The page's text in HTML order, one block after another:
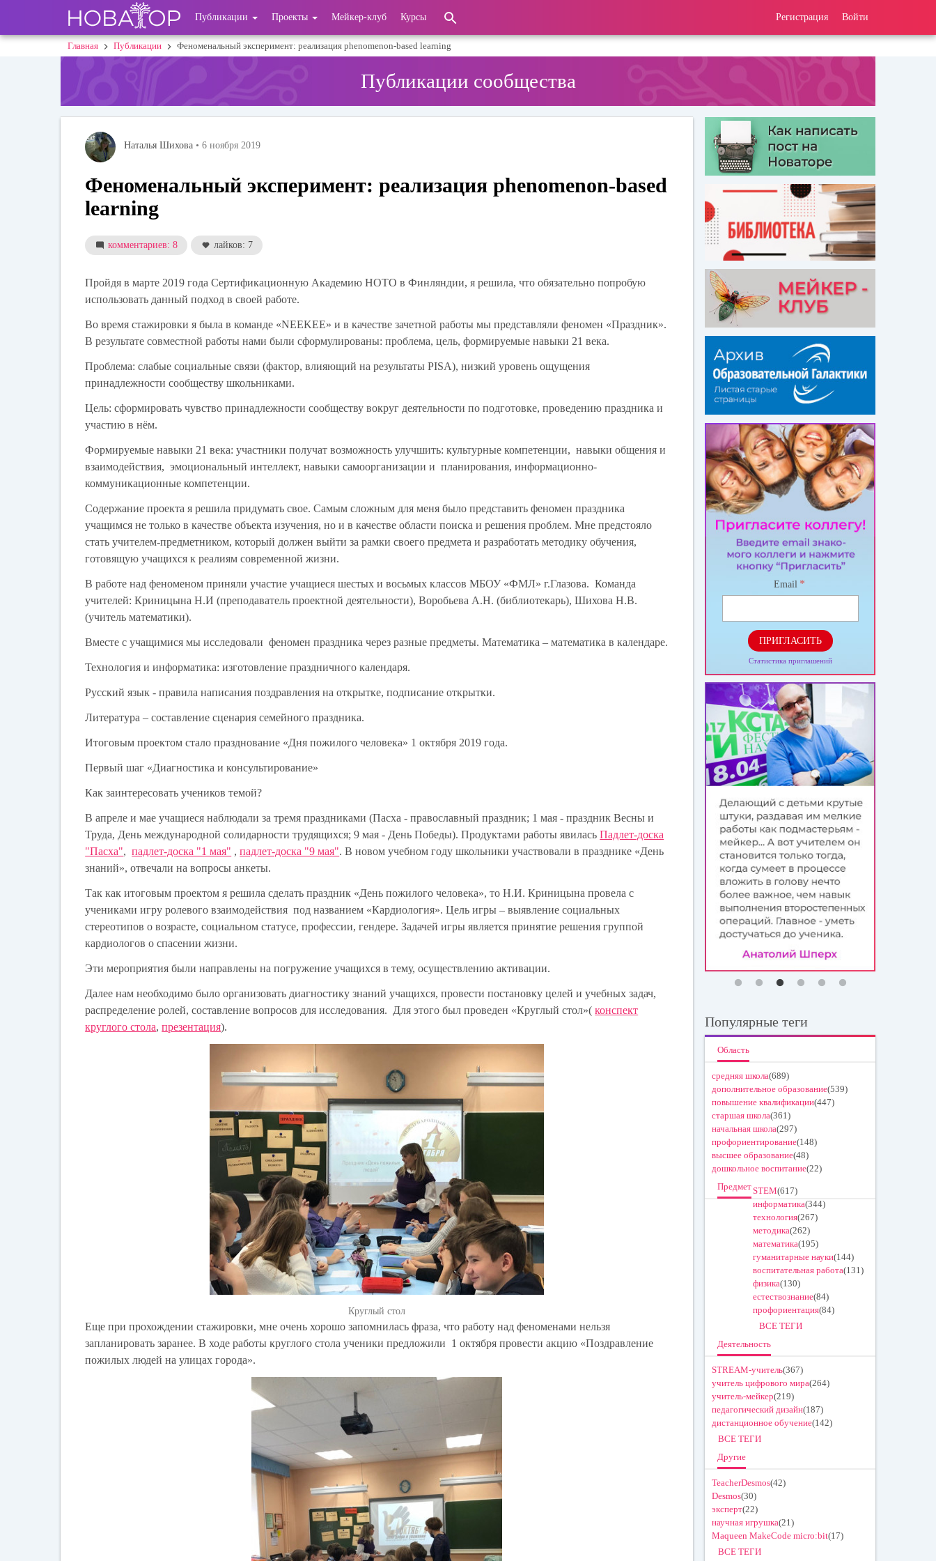
основному
User
account
Регистрация Войти
Публикации Проекты Мейкер-клуб Курсы
Строка
Главная Публикации Феноменальный эксперимент: реализация phenomenon-based learning
Публикации сообщества
Наталья Шихова • 6 ноября 2019
Феноменальный эксперимент: реализация phenomenon-based
learning
комментариев: 8 лайков: 7
Пройдя в марте 2019 года Сертификационную Академию НОТО в Финляндии, я решила, что обязательно попробую
использовать данный подход в своей работе.
Во время стажировки я была в команде «NEEKEE» и в качестве зачетной работы мы представляли феномен «Праздник».
В результате совместной работы нами были сформулированы: проблема, цель, формируемые навыки 21 века.
Проблема: слабые социальные связи (фактор, влияющий на результаты PISA), низкий уровень ощущения
принадлежности сообществу школьниками.
Цель: сформировать чувство принадлежности сообществу вокруг деятельности по подготовке, проведению праздника и
участию в нём.
Формируемые навыки 21 века: участники получат возможность улучшить: культурные компетенции, навыки общения и
взаимодействия, эмоциональный интеллект, навыки самоорганизации и планирования, информационно-
коммуникационные компетенции.
Содержание проекта я решила придумать свое. Самым сложным для меня было представить феномен праздника
учащимся не только в качестве объекта изучения, но и в качестве области поиска и решения проблем. Мне предстояло
стать учителем-предметником, который должен выйти за рамки своего предмета и разработать методику обучения,
готовящую учащихся к реалиям современной жизни.
В работе над феноменом приняли участие учащиеся шестых и восьмых классов МБОУ «ФМЛ» г.Глазова. Команда
учителей: Криницына Н.И (преподаватель проектной деятельности), Воробьева А.Н. (библиотекарь), Шихова Н.В.
(учитель математики).
Вместе с учащимися мы исследовали феномен праздника через разные предметы. Математика – математика в календаре.
Технология и информатика: изготовление праздничного календаря.
Русский язык - правила написания поздравления на открытке, подписание открытки.
Литература – составление сценария семейного праздника.
Итоговым проектом стало празднование «Дня пожилого человека» 1 октября 2019 года.
Первый шаг «Диагностика и консультирование»
Как заинтересовать учеников темой?
В апреле и мае учащиеся наблюдали за тремя праздниками (Пасха - православный праздник; 1 мая - праздник Весны и
Труда, День международной солидарности трудящихся; 9 мая - День Победы). Продуктами работы явиласьПадлет-доска
"Пасха", падлет-доска "1 мая" ,падлет-доска "9 мая".В новом учебном году школьники участвовали в празднике «День
знаний», отвечали на вопросы анкеты.
Так как итоговым проектом я решила сделать праздник «День пожилого человека», то Н.И. Криницына провела с
учениками игру ролевого взаимодействия под названием «Кардиология». Цель игры – выявление социальных
стереотипов о возрасте, социальном статусе, профессии, гендере. Задачей игры является принятие решения группой
кардиологов о спасении жизни.
Эти мероприятия были направлены на погружение учащихся в тему, осуществлению активации.
Далее нам необходимо было организовать диагностику знаний учащихся, провести постановку целей и учебных задач,
распределение ролей, составление вопросов для исследования. Для этого был проведен «Круглый стол»(конспект
круглого стола,презентация).
Круглый стол
Еще при прохождении стажировки, мне очень хорошо запомнилась фраза, что работу над феноменами нельзя
запланировать заранее. В ходе работы круглого стола ученики предложили 1 октября провести акцию «Поздравление
пожилых людей на улицах города».
Email *
ПРИГЛАСИТЬ
Статистика приглашений
Популярные теги
Область
средняя школа(689)
дополнительное образование(539)
повышение квалификации(447)
старшая школа(361)
начальная школа(297)
профориентирование(148)
высшее образование(48)
дошкольное воспитание(22)
ПредметSTEM(617)
информатика(344)
технология(267)
методика(262)
математика(195)
гуманитарные науки(144)
воспитательная работа(131)
физика(130)
естествознание(84)
профориентация(84)
ВСЕ ТЕГИ
Деятельность
STREAM-учитель(367)
учитель цифрового мира(264)
учитель-мейкер(219)
педагогический дизайн(187)
дистанционное обучение(142)
ВСЕ ТЕГИ
Другие
TeacherDesmos(42)
Desmos(30)
эксперт(22)
научная игрушка(21)
Maqueen MakeCode micro:bit(17)
ВСЕ ТЕГИ